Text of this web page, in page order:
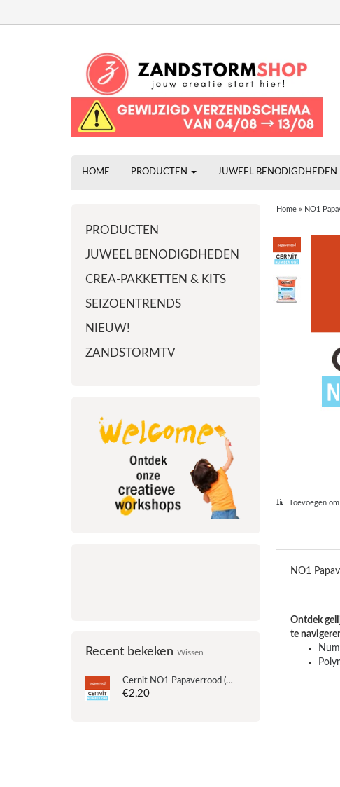
HOME PRODUCTEN JUWEEL BENODIGDHEDEN
PRODUCTEN
JUWEEL BENODIGDHEDEN
CREA-PAKKETTEN & KITS
SEIZOENTRENDS
NIEUW!
ZANDSTORMTV
Recent bekeken Wissen
Cernit NO1 Papaverrood (90-428) - 56 gram
€2,20
Home» NO1
Toevoegen
NO1
Ontdek
te